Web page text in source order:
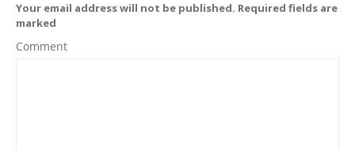
Your email address will not be published. Required fields are
marked
Comment